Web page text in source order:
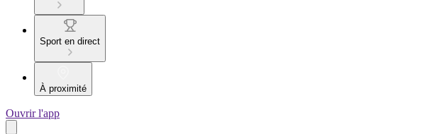
Sport en direct
À proximité
Ouvrir l'app